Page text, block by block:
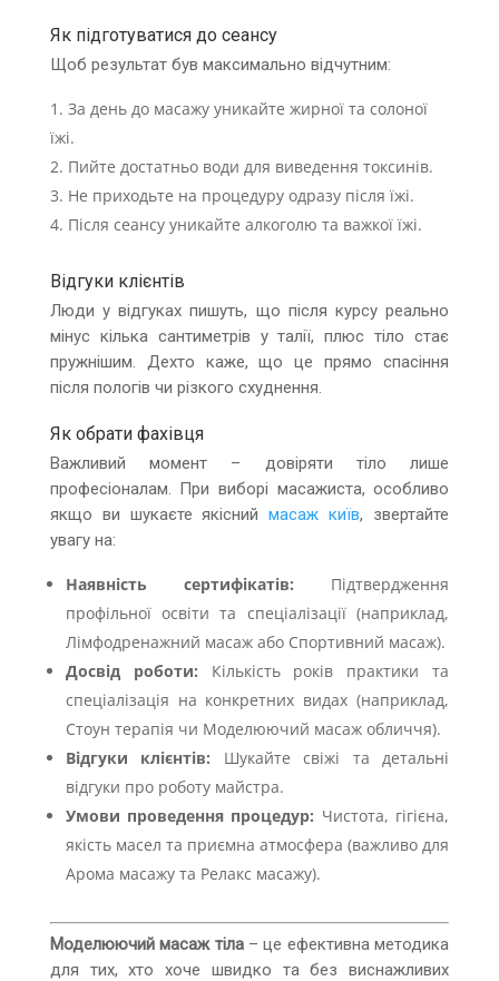
Як підготуватися до сеансу
Щоб результат був максимально відчутним:
За день до масажу уникайте жирної та солоної
їжі.
Пийте достатньо води для виведення токсинів.
Не приходьте на процедуру одразу після їжі.
Після сеансу уникайте алкоголю та важкої їжі.
Відгуки клієнтів
Люди у відгуках пишуть, що після курсу реально
мінус кілька сантиметрів у талії, плюс тіло стає
пружнішим. Дехто каже, що це прямо спасіння
після пологів чи різкого схуднення.
Як обрати фахівця
Важливий момент – довіряти тіло лише
професіоналам. При виборі масажиста, особливо
якщо ви шукаєте якісниймасаж київ, звертайте
увагу на:
Наявність сертифікатів: Підтвердження
профільної освіти та спеціалізації (наприклад,
Лімфодренажний масаж або Спортивний масаж).
Досвід роботи: Кількість років практики та
спеціалізація на конкретних видах (наприклад,
Стоун терапія чи Моделюючий масаж обличчя).
Відгуки клієнтів: Шукайте свіжі та детальні
відгуки про роботу майстра.
Умови проведення процедур: Чистота, гігієна,
якість масел та приємна атмосфера (важливо для
Арома масажу та Релакс масажу).
Моделюючий масаж тіла– це ефективна методика
для тих, хто хоче швидко та без виснажливих